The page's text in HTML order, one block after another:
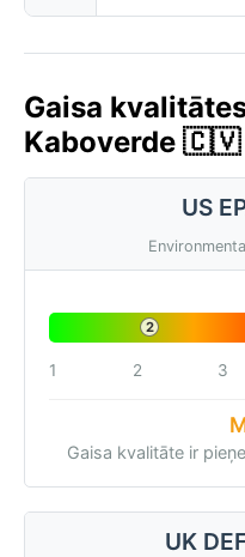
Gaisa
Kaboverde 🇨🇻
US
2
1 2 3
Gaisa kvalitāte ir
UK